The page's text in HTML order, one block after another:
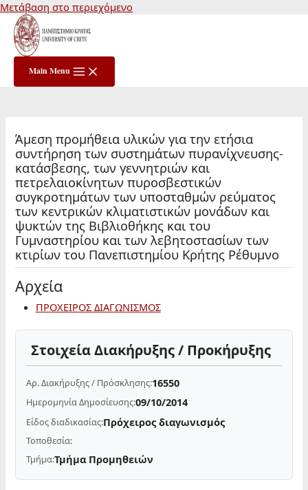
Μετάβαση στο περιεχόμενο
Main Menu
Άμεση προμήθεια υλικών για την ετήσια
συντήρηση των συστημάτων πυρανίχνευσης-
κατάσβεσης, των γεννητριών και
πετρελαιοκίνητων πυροσβεστικών
συγκροτημάτων των υποσταθμών ρεύματος
των κεντρικών κλιματιστικών μονάδων και
ψυκτών της Βιβλιοθήκης και του
Γυμναστηρίου και των λεβητοστασίων των
κτιρίων του Πανεπιστημίου Κρήτης Ρέθυμνο
Αρχεία
ΠΡΟΧΕΙΡΟΣ ΔΙΑΓΩΝΙΣΜΟΣ
Στοιχεία Διακήρυξης / Προκήρυξης
Αρ. Διακήρυξης / Πρόσκλησης:16550
Ημερομηνία Δημοσίευσης:09/10/2014
Είδος διαδικασίας:Πρόχειρος διαγωνισμός
Τοποθεσία:
Τμήμα:Τμήμα Προμηθειών